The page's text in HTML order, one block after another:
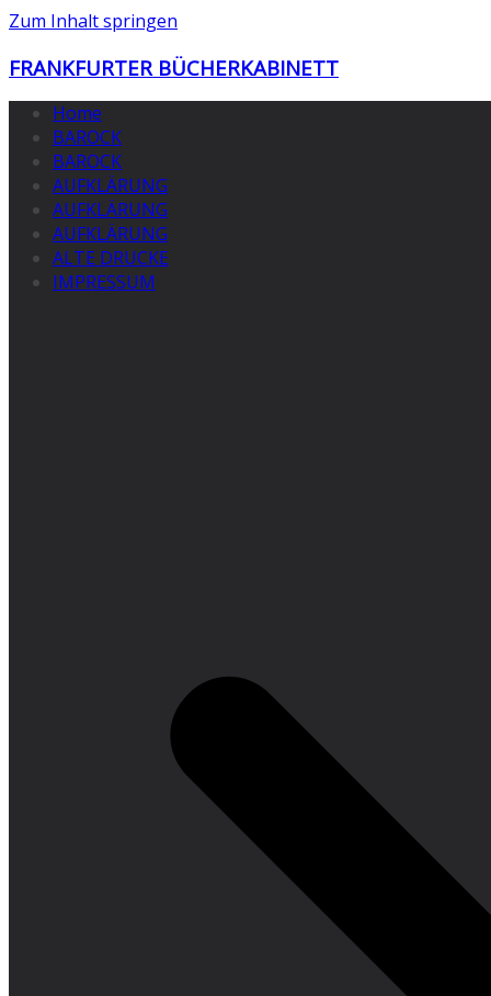
Zum Inhalt springen
FRANKFURTER BÜCHERKABINETT
Home
BAROCK
BAROCK
AUFKLÄRUNG
AUFKLÄRUNG
AUFKLÄRUNG
ALTE DRUCKE
IMPRESSUM